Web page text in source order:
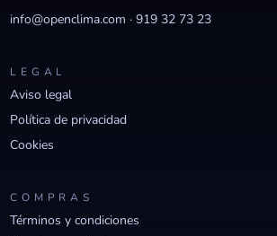
info@openclima.com ·919 32 73 23
LEGAL
Aviso legal
Política de privacidad
Cookies
COMPRAS
Términos y condiciones